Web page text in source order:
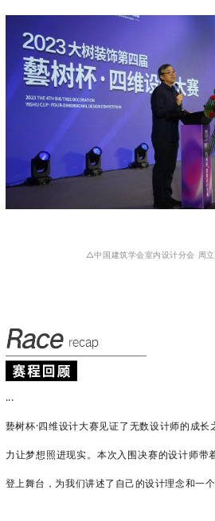
△中国建筑学会室内设计分会 周
...
兿树杯·四维设计大赛见证了无数设计师的成
力让梦想照进现实。本次入围决赛的设计师带
登上舞台，为我们讲述了自己的设计理念和一个